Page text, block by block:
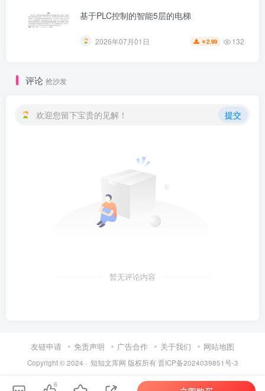
基于PLC控制的智能5层的电梯
2026年07月01日 ￥2.99 132
评论 抢沙发
欢迎您留下宝贵的见解！ 提交
暂无评论内容
友链申请 免责声明 广告合作 关于我们 网站地图
Copyright © 2024 · 知知文库网 版权所有晋ICP备2024039851号-3
6